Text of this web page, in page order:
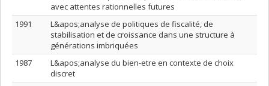
avec attentes rationnelles futures
1991
L&apos;analyse de politiques de fiscalité, de
stabilisation et de croissance dans une structure à
générations imbriquées
1987
L&apos;analyse du bien-etre en contexte de choix
discret